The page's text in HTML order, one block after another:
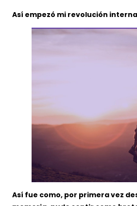
Así empezó mi revolución
Así fue como, por primera vez